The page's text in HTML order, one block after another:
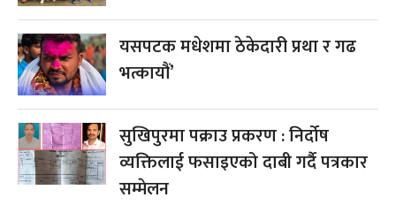
यसपटक मधेशमा ठेकेदारी प्रथा र गढ
भत्कायौं’
सुखिपुरमा पक्राउ प्रकरण : निर्दोष
व्यक्तिलाई फसाइएको दाबी गर्दै पत्रकार
सम्मेलन